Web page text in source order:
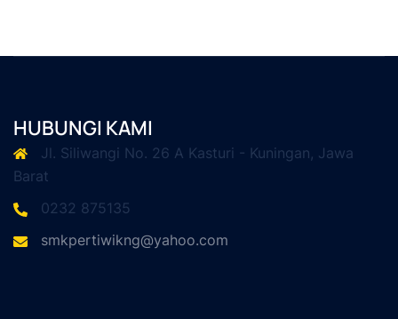
HUBUNGI KAMI
Jl. Siliwangi No. 26 A Kasturi - Kuningan, Jawa
Barat
0232 875135
smkpertiwikng@yahoo.com